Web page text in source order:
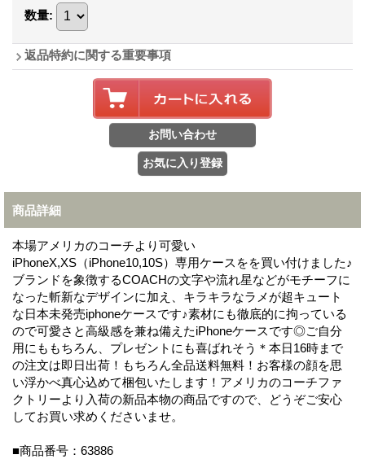
数量:
返品特約に関する重要事項
商品詳細
本場アメリカのコーチより可愛い
iPhoneX,XS（iPhone10,10S）専用ケースをを買い付けました♪
ブランドを象徴するCOACHの文字や流れ星などがモチーフに
なった斬新なデザインに加え、キラキラなラメが超キュート
な日本未発売iphoneケースです♪素材にも徹底的に拘っている
ので可愛さと高級感を兼ね備えたiPhoneケースです◎ご自分
用にももちろん、プレゼントにも喜ばれそう＊本日16時まで
の注文は即日出荷！もちろん全品送料無料！お客様の顔を思
い浮かべ真心込めて梱包いたします！アメリカのコーチファ
クトリーより入荷の新品本物の商品ですので、どうぞご安心
してお買い求めくださいませ。
■商品番号：63886